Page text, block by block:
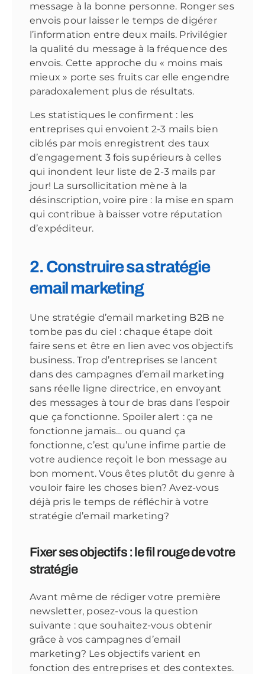
message à la bonne personne. Ronger ses
envois pour laisser le temps de digérer
l’information entre deux mails. Privilégier
la qualité du message à la fréquence des
envois. Cette approche du « moins mais
mieux » porte ses fruits car elle engendre
paradoxalement plus de résultats.
Les statistiques le confirment : les
entreprises qui envoient 2-3 mails bien
ciblés par mois enregistrent des taux
d’engagement 3 fois supérieurs à celles
qui inondent leur liste de 2-3 mails par
jour! La sursollicitation mène à la
désinscription, voire pire : la mise en spam
qui contribue à baisser votre réputation
d’expéditeur.
2. Construire sa stratégie
email marketing
Une stratégie d’email marketing B2B ne
tombe pas du ciel : chaque étape doit
faire sens et être en lien avec vos objectifs
business. Trop d’entreprises se lancent
dans des campagnes d’email marketing
sans réelle ligne directrice, en envoyant
des messages à tour de bras dans l’espoir
que ça fonctionne. Spoiler alert : ça ne
fonctionne jamais… ou quand ça
fonctionne, c’est qu’une infime partie de
votre audience reçoit le bon message au
bon moment. Vous êtes plutôt du genre à
vouloir faire les choses bien? Avez-vous
déjà pris le temps de réfléchir à votre
stratégie d’email marketing?
Fixer ses objectifs : le fil rouge de votre
stratégie
Avant même de rédiger votre première
newsletter, posez-vous la question
suivante : que souhaitez-vous obtenir
grâce à vos campagnes d’email
marketing? Les objectifs varient en
fonction des entreprises et des contextes.